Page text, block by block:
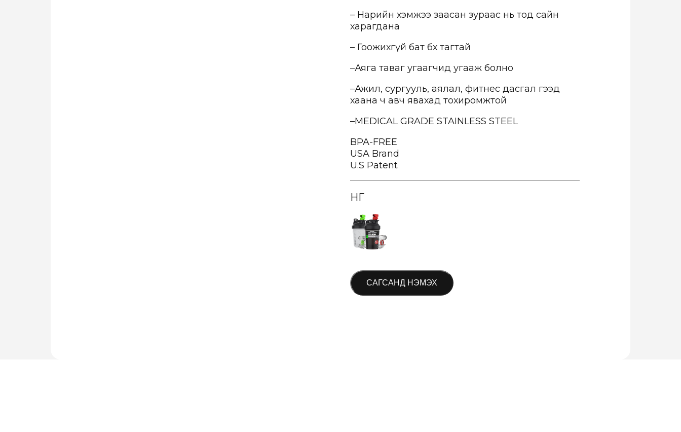
– Нарийн хэмжээ заасан зураас нь тод сайн
харагдана
– Гоожихгүй бат бөх тагтай
–Аяга таваг угаагчид угааж болно
–Ажил, сургууль, аялал, фитнес дасгал гээд
хаана ч авч явахад тохиромжтой
–MEDICAL GRADE STAINLESS STEEL
BPA-FREE
USA Brand
U.S Patent
ӨНГӨ
САГСАНД НЭМЭХ